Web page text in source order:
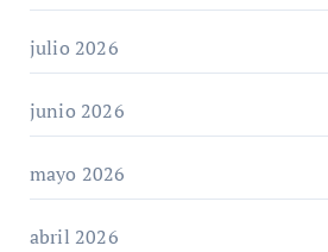
julio 2026
junio 2026
mayo 2026
abril 2026